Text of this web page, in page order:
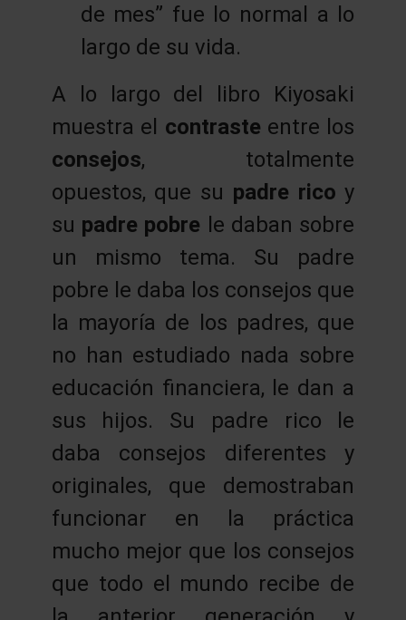
de mes” fue lo normal a lo
largo de su vida.
A lo largo del libro Kiyosaki
muestra el contraste entre los
consejos, totalmente
opuestos, que su padre ricoy
su padre pobre le daban sobre
un mismo tema. Su padre
pobre le daba los consejos que
la mayoría de los padres, que
no han estudiado nada sobre
educación financiera, le dan a
sus hijos. Su padre rico le
daba consejos diferentes y
originales, que demostraban
funcionar en la práctica
mucho mejor que los consejos
que todo el mundo recibe de